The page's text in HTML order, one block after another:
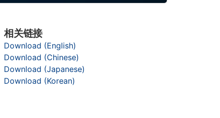
相关链接
Download (English)
Download (Chinese)
Download (Japanese)
Download (Korean)